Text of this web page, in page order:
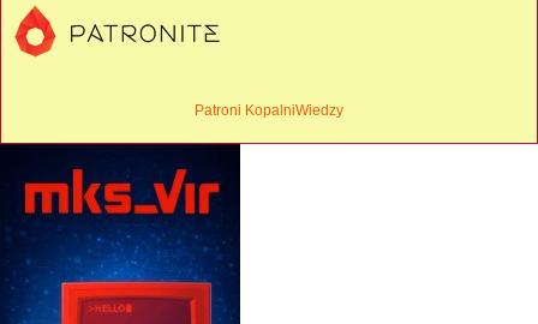
Patroni KopalniWiedzy